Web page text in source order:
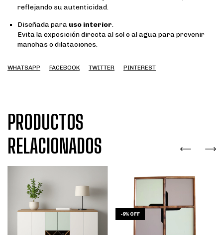
reflejando su autenticidad.
Diseñada para uso interior.
Evita la exposición directa al sol o al agua para prevenir
manchas o dilataciones.
WHATSAPP FACEBOOK TWITTER PINTEREST
PRODUCTOS
RELACIONADOS
-9% OFF